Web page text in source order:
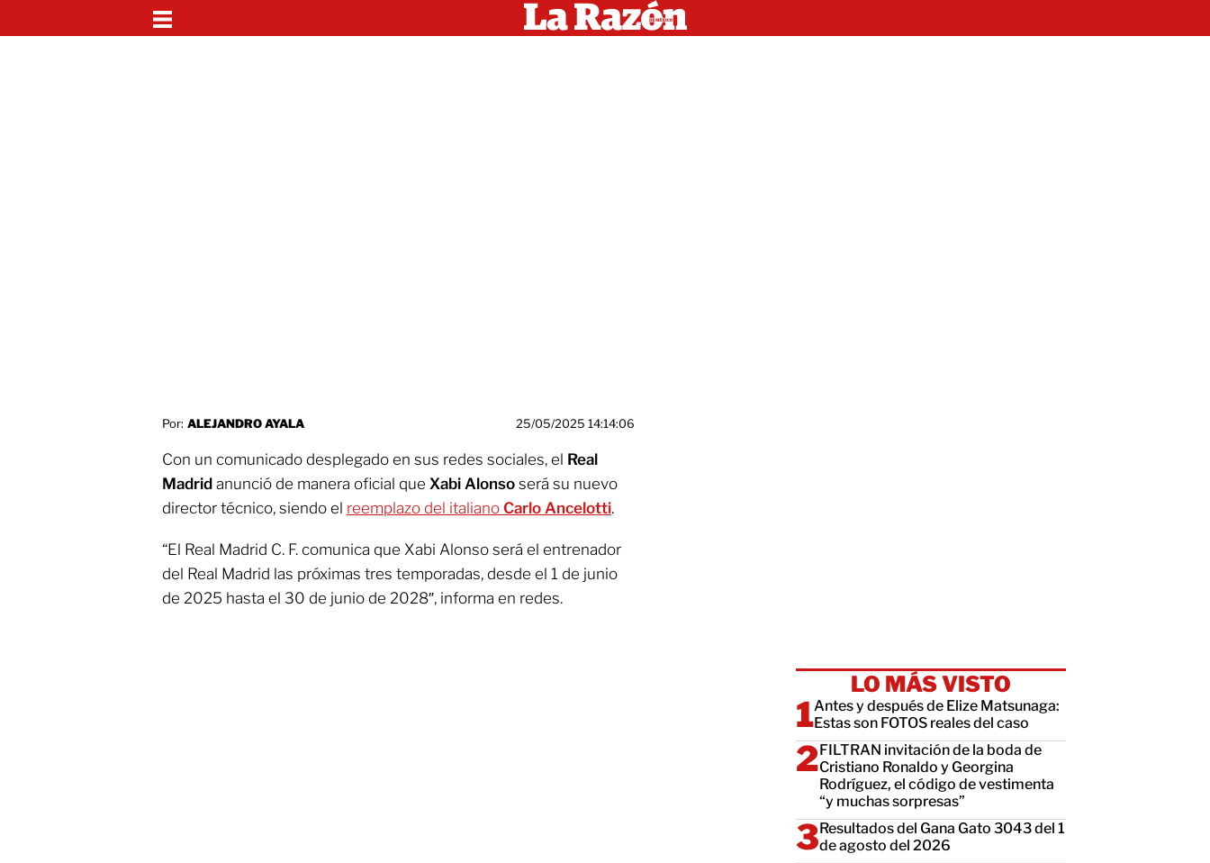
Por: ALEJANDRO AYALA 25/05/2025 14:14:06
Con un comunicado desplegado en sus redes sociales, el Real
Madrid anunció de manera oficial que Xabi Alonso será su nuevo
director técnico, siendo el reemplazo del italiano Carlo Ancelotti.
“El Real Madrid C. F. comunica que Xabi Alonso será el entrenador
del Real Madrid las próximas tres temporadas, desde el 1 de junio
de 2025 hasta el 30 de junio de 2028″, informa en redes.
LO MÁS VISTO
Antes y después de Elize Matsunaga:
Estas son FOTOS reales del caso
FILTRAN invitación de la boda de
Cristiano Ronaldo y Georgina
Rodríguez, el código de vestimenta
“y muchas sorpresas”
Resultados del Gana Gato 3043 del 1
de agosto del 2026